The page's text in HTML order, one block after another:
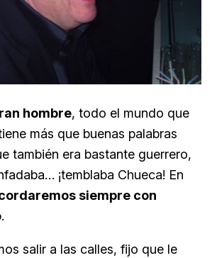
hombre, todo el mundo que
más que buenas palabras
también era bastante guerrero,
¡temblaba Chueca! En
siempre con
.
salir a las calles, fijo que le